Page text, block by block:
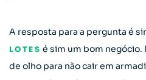
A resposta para a pergunta é
LOTES é sim um bom
de olho para não cair em